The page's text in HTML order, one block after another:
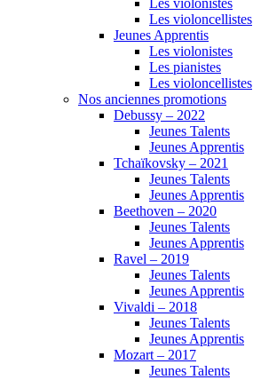
Les violonistes
Les violoncellistes
Jeunes Apprentis
Les violonistes
Les pianistes
Les violoncellistes
Nos anciennes promotions
Debussy – 2022
Jeunes Talents
Jeunes Apprentis
Tchaïkovsky – 2021
Jeunes Talents
Jeunes Apprentis
Beethoven – 2020
Jeunes Talents
Jeunes Apprentis
Ravel – 2019
Jeunes Talents
Jeunes Apprentis
Vivaldi – 2018
Jeunes Talents
Jeunes Apprentis
Mozart – 2017
Jeunes Talents